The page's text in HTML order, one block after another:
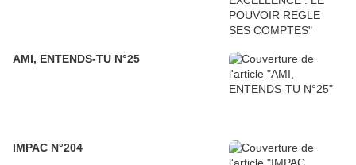
AMI, ENTENDS-TU N°25
IMPAC N°204